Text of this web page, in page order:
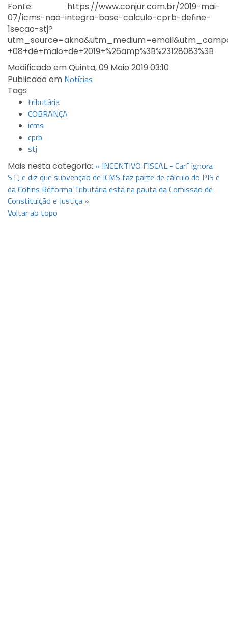
Fonte: https://www.conjur.com.br/2019-mai-
07/icms-nao-integra-base-calculo-cprb-define-
1secao-stj?
+08+de+maio+de+2019+%26amp%3B%23128083%3B
Modificado em Quinta, 09 Maio 2019 03:10
Publicado em Notícias
Tags
tributária
COBRANÇA
icms
cprb
stj
Mais nesta categoria: « INCENTIVO FISCAL - Carf ignora
STJ e diz que subvenção de ICMS faz parte de cálculo do PIS e
da Cofins Reforma Tributária está na pauta da Comissão de
Constituição e Justiça »
Voltar ao topo